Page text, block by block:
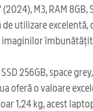
M3, RAM
utilizare
SSD 256GB, space
oferă o valoare
1,24 kg, acest